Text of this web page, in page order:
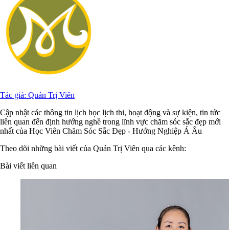
Tác giả: Quản Trị Viên
Cập nhật các thông tin lịch học lịch thi, hoạt động và sự kiện, tin tức
liên quan đến định hướng nghề trong lĩnh vực chăm sóc sắc đẹp mới
nhất của Học Viên Chăm Sóc Sắc Đẹp - Hướng Nghiệp Á Âu
Theo dõi những bài viết của Quản Trị Viên qua các kênh:
Bài viết liên quan